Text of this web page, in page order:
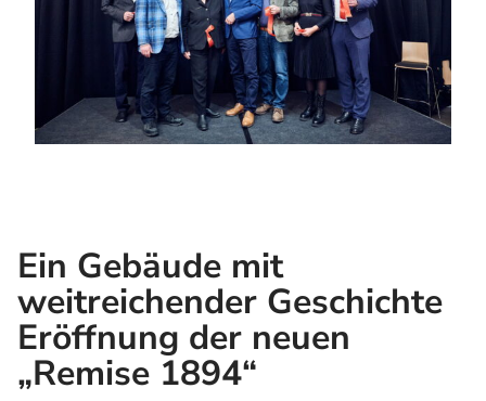
Ein Gebäude mit
weitreichender Geschichte
Eröffnung der neuen
„Remise 1894“